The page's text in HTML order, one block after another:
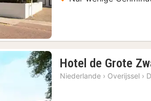
Hotel de Grote
Niederlande › Overijssel ›